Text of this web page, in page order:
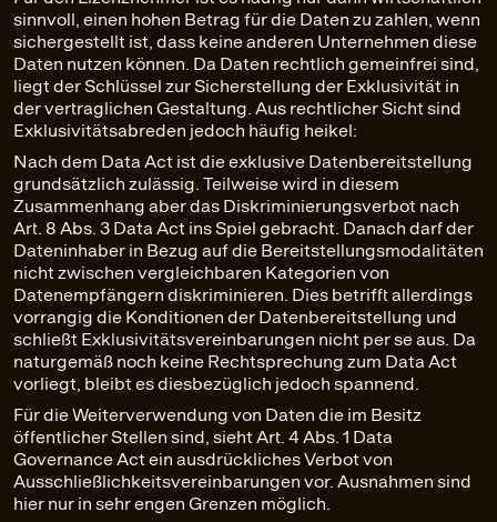
sinnvoll, einen hohen Betrag für die Daten zu zahlen, wenn
sichergestellt ist, dass keine anderen Unternehmen diese
Daten nutzen können. Da Daten rechtlich gemeinfrei sind,
liegt der Schlüssel zur Sicherstellung der Exklusivität in
der vertraglichen Gestaltung. Aus rechtlicher Sicht sind
Exklusivitätsabreden jedoch häufig heikel:
Nach dem Data Act ist die exklusive Datenbereitstellung
grundsätzlich zulässig. Teilweise wird in diesem
Zusammenhang aber das Diskriminierungsverbot nach
Art. 8 Abs. 3 Data Act ins Spiel gebracht. Danach darf der
Dateninhaber in Bezug auf die Bereitstellungsmodalitäten
nicht zwischen vergleichbaren Kategorien von
Datenempfängern diskriminieren. Dies betrifft allerdings
vorrangig die Konditionen der Datenbereitstellung und
schließt Exklusivitätsvereinbarungen nicht per se aus. Da
naturgemäß noch keine Rechtsprechung zum Data Act
vorliegt, bleibt es diesbezüglich jedoch spannend.
Für die Weiterverwendung von Daten die im Besitz
öffentlicher Stellen sind, sieht Art. 4 Abs. 1 Data
Governance Act ein ausdrückliches Verbot von
Ausschließlichkeitsvereinbarungen vor. Ausnahmen sind
hier nur in sehr engen Grenzen möglich.